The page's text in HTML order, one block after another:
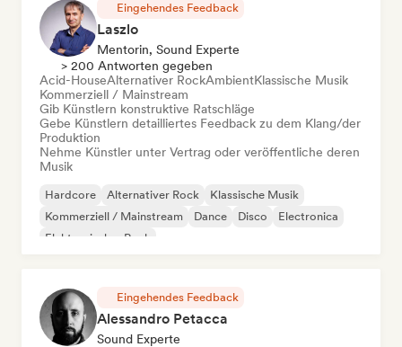
Eingehendes Feedback
Laszlo
Mentorin, Sound Experte
> 200 Antworten gegeben
Acid-HouseAlternativer RockAmbientKlassische Musik
Kommerziell / Mainstream
Gib Künstlern konstruktive Ratschläge
Gebe Künstlern detailliertes Feedback zu dem Klang/der
Produktion
Nehme Künstler unter Vertrag oder veröffentliche deren
Musik
Hardcore Alternativer Rock
Klassische Musik
Kommerziell / Mainstream
Dance Disco
Electronica
Elektronischer Rock
Eingehendes Feedback
Alessandro Petacca
Sound Experte